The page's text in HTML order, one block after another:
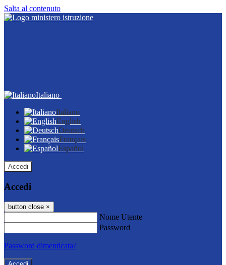
Salta al contenuto
Italiano
Italiano
English
Deutsch
Français
Español
Accedi
Accedi
button close ×
Nome Utente
Password
Password dimenticata?